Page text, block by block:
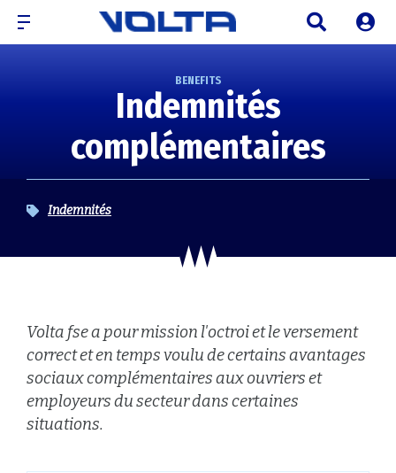
BENEFITS
Indemnités
complémentaires
Indemnités
Volta fse a pour mission l'octroi et le versement
correct et en temps voulu de certains avantages
sociaux complémentaires aux ouvriers et
employeurs du secteur dans certaines
situations.